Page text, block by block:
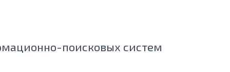
поисковых систем